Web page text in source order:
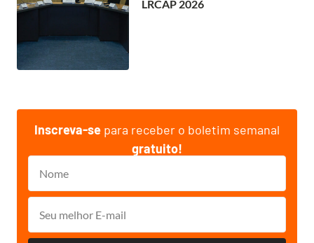
LRCAP 2026
Inscreva-se para receber o boletim semanal
gratuito!